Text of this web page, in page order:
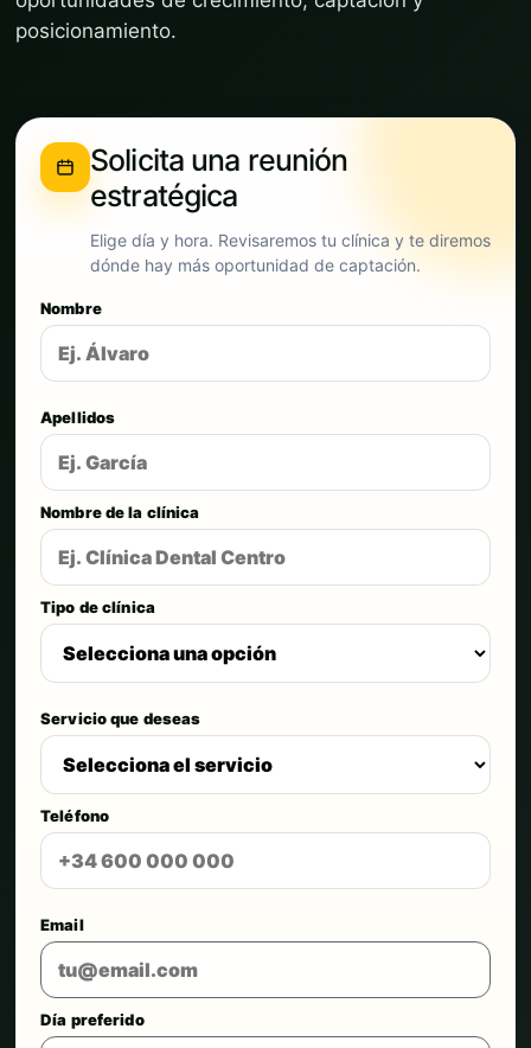
posicionamiento.
Solicita una reunión
estratégica
Elige día y hora. Revisaremos tu clínica y te diremos
dónde hay más oportunidad de captación.
Nombre
Apellidos
Nombre de la clínica
Tipo de clínica
Servicio que deseas
Teléfono
Email
Día preferido